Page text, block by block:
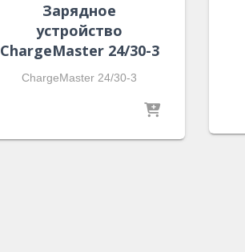
Зарядное
устройство
ChargeMaster 24/30-3
ChargeMaster 24/30-3